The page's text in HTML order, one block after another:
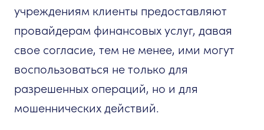
учреждениям клиенты предоставляют
провайдерам финансовых услуг, давая
свое согласие, тем не менее, ими могут
воспользоваться не только для
разрешенных операций, но и для
мошеннических действий.